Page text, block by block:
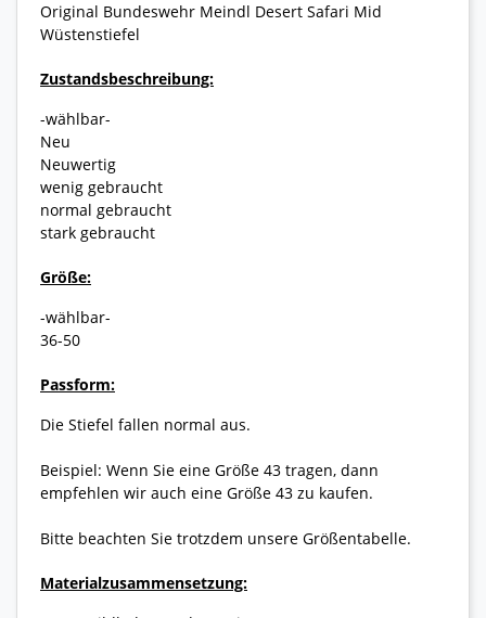
Original Bundeswehr Meindl Desert Safari Mid
Wüstenstiefel
Zustandsbeschreibung:
-wählbar-
Neu
Neuwertig
wenig gebraucht
normal gebraucht
stark gebraucht
Größe:
-wählbar-
36-50
Passform:
Die Stiefel fallen normal aus.
Beispiel: Wenn Sie eine Größe 43 tragen, dann
empfehlen wir auch eine Größe 43 zu kaufen.
Bitte beachten Sie trotzdem unsere Größentabelle.
Materialzusammensetzung: